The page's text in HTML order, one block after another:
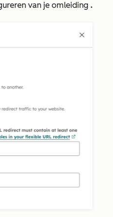
van je omleiding .